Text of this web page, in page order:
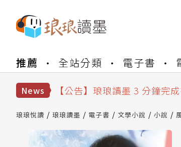
推薦 全站分類 電子書
News
【公告】琅琅讀墨數位閱讀
【公告】琅琅讀墨 3 分鐘完
【公告】琅琅讀墨數位閱讀資
琅琅悅讀 琅琅讀墨 電子書 文學小說 小說